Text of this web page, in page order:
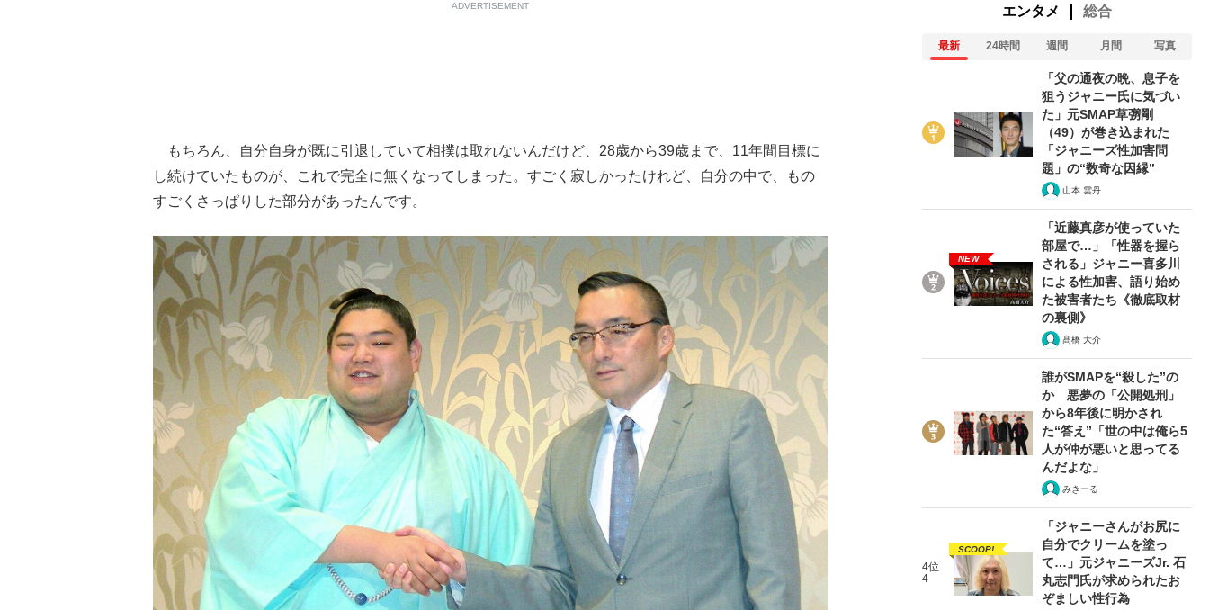
ADVERTISEMENT
もちろん、自分自身が既に引退していて相撲は取れないんだけど、28歳から39歳まで、11年間目標に
し続けていたものが、これで完全に無くなってしまった。すごく寂しかったけれど、自分の中で、もの
すごくさっぱりした部分があったんです。
エンタメ 総合
最新 24時間 週間 月間 写真
「父の通夜の晩、息子を
狙うジャニー氏に気づい
た」元SMAP草彅剛
（49）が巻き込まれた
「ジャニーズ性加害問
題」の“数奇な因縁”
山本 雲丹
NEW
「近藤真彦が使っていた
部屋で…」「性器を握ら
される」ジャニー喜多川
による性加害、語り始め
た被害者たち《徹底取材
の裏側》
髙橋 大介
誰がSMAPを“殺した”の
か 悪夢の「公開処刑」
から8年後に明かされ
た“答え”「世の中は俺ら5
人が仲が悪いと思ってる
んだよな」
みきーる
4位
4
SCOOP!
「ジャニーさんがお尻に
自分でクリームを塗っ
て…」元ジャニーズJr. 石
丸志門氏が求められたお
ぞましい性行為